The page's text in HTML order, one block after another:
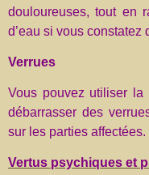
douloureuses, tout en
d’eau si vous constatez
Verrues
Vous pouvez utiliser
débarrasser des
sur les parties affectées.
Vertus psychiques et